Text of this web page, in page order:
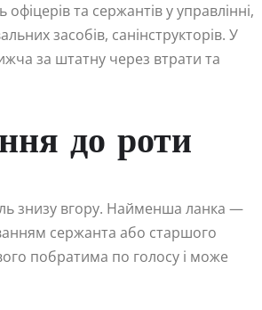
та сержантів у управлінні,
засобів, санінструкторів. У
за штатну через втрати та
до роти
знизу вгору. Найменша ланка —
сержанта або старшого
побратима по голосу і може